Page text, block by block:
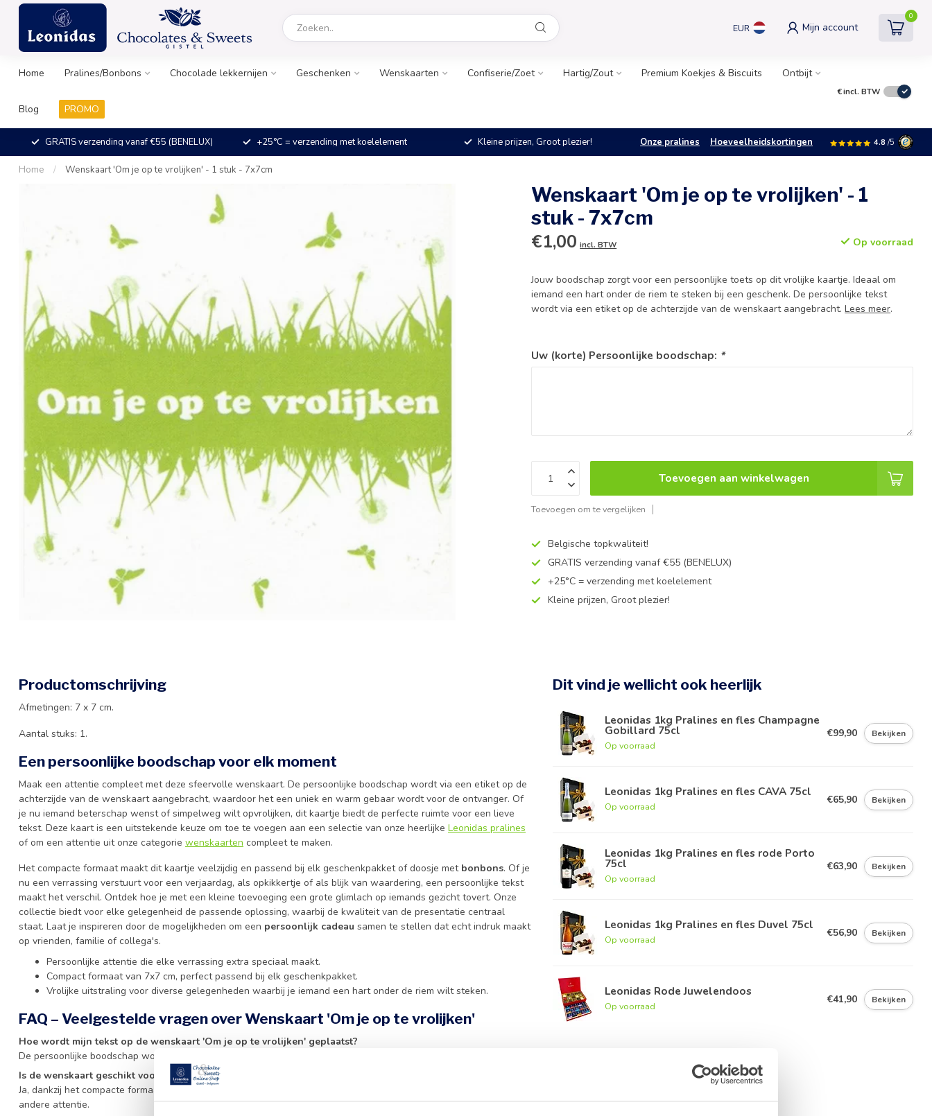
EUR Mijn account
0
Home Pralines/Bonbons Chocolade lekkernijen Geschenken Wenskaarten Confiserie/Zoet Hartig/Zout Premium Koekjes & Biscuits Ontbijt
Blog PROMO
€incl. BTW
GRATIS verzending vanaf €55 (BENELUX) +25°C = verzending met koelelement Kleine prijzen, Groot plezier! Onze pralines Hoeveelheidskortingen 4.8 /5
Home / Wenskaart 'Om je op te vrolijken' - 1 stuk - 7x7cm
Wenskaart 'Om je op te vrolijken' - 1
stuk - 7x7cm
€1,00 incl. BTW Op voorraad
Jouw boodschap zorgt voor een persoonlijke toets op dit vrolijke kaartje. Ideaal om
iemand een hart onder de riem te steken bij een geschenk. De persoonlijke tekst
wordt via een etiket op de achterzijde van de wenskaart aangebracht.Lees meer.
Uw (korte) Persoonlijke boodschap: *
Toevoegen aan winkelwagen
Toevoegen om te vergelijken
Belgische topkwaliteit!
GRATIS verzending vanaf €55 (BENELUX)
+25°C = verzending met koelelement
Kleine prijzen, Groot plezier!
Productomschrijving
Afmetingen: 7 x 7 cm.
Aantal stuks: 1.
Een persoonlijke boodschap voor elk moment
Maak een attentie compleet met deze sfeervolle wenskaart. De persoonlijke boodschap wordt via een etiket op de
achterzijde van de wenskaart aangebracht, waardoor het een uniek en warm gebaar wordt voor de ontvanger. Of
je nu iemand beterschap wenst of simpelweg wilt opvrolijken, dit kaartje biedt de perfecte ruimte voor een lieve
tekst. Deze kaart is een uitstekende keuze om toe te voegen aan een selectie van onze heerlijke Leonidas pralines
of om een attentie uit onze categorie wenskaarten compleet te maken.
Het compacte formaat maakt dit kaartje veelzijdig en passend bij elk geschenkpakket of doosje met bonbons. Of je
nu een verrassing verstuurt voor een verjaardag, als opkikkertje of als blijk van waardering, een persoonlijke tekst
maakt het verschil. Ontdek hoe je met een kleine toevoeging een grote glimlach op iemands gezicht tovert. Onze
collectie biedt voor elke gelegenheid de passende oplossing, waarbij de kwaliteit van de presentatie centraal
staat. Laat je inspireren door de mogelijkheden om een persoonlijk cadeau samen te stellen dat echt indruk maakt
op vrienden, familie of collega's.
Persoonlijke attentie die elke verrassing extra speciaal maakt.
Compact formaat van 7x7 cm, perfect passend bij elk geschenkpakket.
Vrolijke uitstraling voor diverse gelegenheden waarbij je iemand een hart onder de riem wilt steken.
FAQ – Veelgestelde vragen over Wenskaart 'Om je op te vrolijken'
Hoe wordt mijn tekst op de wenskaart 'Om je op te vrolijken' geplaatst?
De persoonlijke boodschap wordt via een etiket op de achterzijde van de wenskaart aangebracht.
Is de wenskaart geschikt voor alle geschenken?
Ja, dankzij het compacte formaat van 7x7 cm past dit kaartje perfect bij elk geschenkpakket, doosje bonbons of
andere attentie.
Dit vind je wellicht ook heerlijk
Leonidas 1kg Pralines en fles Champagne
Gobillard 75cl
Op voorraad
€99,90 Bekijken
Leonidas 1kg Pralines en fles CAVA 75cl
Op voorraad
€65,90 Bekijken
Leonidas 1kg Pralines en fles rode Porto
75cl
Op voorraad
€63,90 Bekijken
Leonidas 1kg Pralines en fles Duvel 75cl
Op voorraad
€56,90 Bekijken
Leonidas Rode Juwelendoos
Op voorraad
€41,90 Bekijken